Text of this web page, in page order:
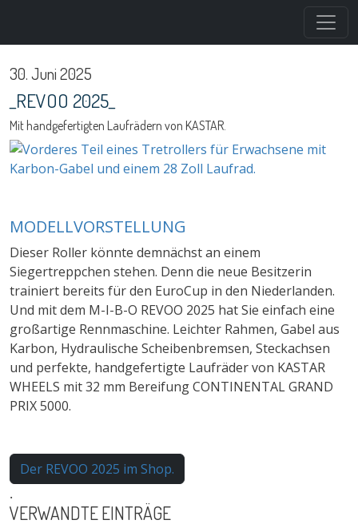
30. Juni 2025
_REVOO 2025_
Mit handgefertigten Laufrädern von KASTAR.
MODELLVORSTELLUNG
Dieser Roller könnte demnächst an einem
Siegertreppchen stehen. Denn die neue Besitzerin
trainiert bereits für den EuroCup in den Niederlanden.
Und mit dem M-I-B-O REVOO 2025 hat Sie einfach eine
großartige Rennmaschine. Leichter Rahmen, Gabel aus
Karbon, Hydraulische Scheibenbremsen, Steckachsen
und perfekte, handgefertigte Laufräder von KASTAR
WHEELS mit 32 mm Bereifung CONTINENTAL GRAND
PRIX 5000.
Der REVOO 2025 im Shop.
.
VERWANDTE EINTRÄGE